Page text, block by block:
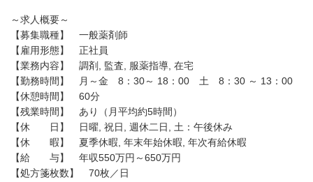
～求人概要～
【募集職種】 一般薬剤師
【雇用形態】 正社員
【業務内容】 調剤, 監査, 服薬指導, 在宅
【勤務時間】 月～金 8：30～ 18：00 土 8：30 ～ 13：00
【休憩時間】 60分
【残業時間】 あり（月平均約5時間）
【休 日】 日曜, 祝日, 週休二日, 土：午後休み
【休 暇】 夏季休暇, 年末年始休暇, 年次有給休暇
【給 与】 年収550万円～650万円
【処方箋枚数】 70枚／日